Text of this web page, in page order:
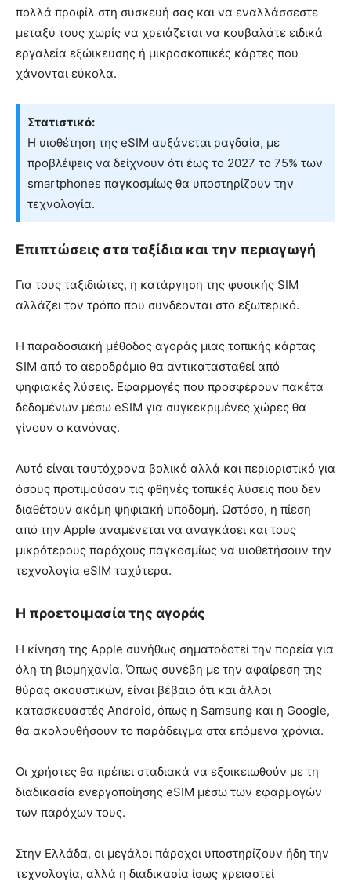
πολλά προφίλ στη συσκευή σας και να εναλλάσσεστε
μεταξύ τους χωρίς να χρειάζεται να κουβαλάτε ειδικά
εργαλεία εξώικευσης ή μικροσκοπικές κάρτες που
χάνονται εύκολα.
Στατιστικό:
Η υιοθέτηση της eSIM αυξάνεται ραγδαία, με
προβλέψεις να δείχνουν ότι έως το 2027 το 75% των
smartphones παγκοσμίως θα υποστηρίζουν την
τεχνολογία.
Επιπτώσεις στα ταξίδια και την περιαγωγή
Για τους ταξιδιώτες, η κατάργηση της φυσικής SIM
αλλάζει τον τρόπο που συνδέονται στο εξωτερικό.
Η παραδοσιακή μέθοδος αγοράς μιας τοπικής κάρτας
SIM από το αεροδρόμιο θα αντικατασταθεί από
ψηφιακές λύσεις. Εφαρμογές που προσφέρουν πακέτα
δεδομένων μέσω eSIM για συγκεκριμένες χώρες θα
γίνουν ο κανόνας.
Αυτό είναι ταυτόχρονα βολικό αλλά και περιοριστικό για
όσους προτιμούσαν τις φθηνές τοπικές λύσεις που δεν
διαθέτουν ακόμη ψηφιακή υποδομή. Ωστόσο, η πίεση
από την Apple αναμένεται να αναγκάσει και τους
μικρότερους παρόχους παγκοσμίως να υιοθετήσουν την
τεχνολογία eSIM ταχύτερα.
Η προετοιμασία της αγοράς
Η κίνηση της Apple συνήθως σηματοδοτεί την πορεία για
όλη τη βιομηχανία. Όπως συνέβη με την αφαίρεση της
θύρας ακουστικών, είναι βέβαιο ότι και άλλοι
κατασκευαστές Android, όπως η Samsung και η Google,
θα ακολουθήσουν το παράδειγμα στα επόμενα χρόνια.
Οι χρήστες θα πρέπει σταδιακά να εξοικειωθούν με τη
διαδικασία ενεργοποίησης eSIM μέσω των εφαρμογών
των παρόχων τους.
Στην Ελλάδα, οι μεγάλοι πάροχοι υποστηρίζουν ήδη την
τεχνολογία, αλλά η διαδικασία ίσως χρειαστεί